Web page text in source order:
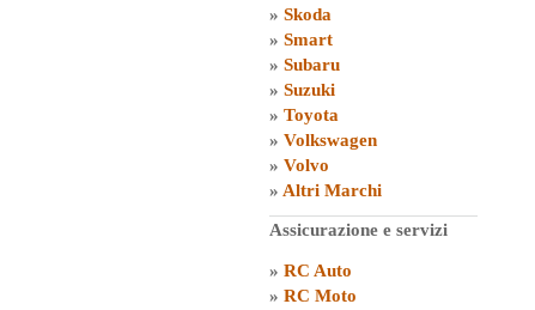
» Skoda
» Smart
» Subaru
» Suzuki
» Toyota
» Volkswagen
» Volvo
» Altri Marchi
Assicurazione e servizi
» RC Auto
» RC Moto